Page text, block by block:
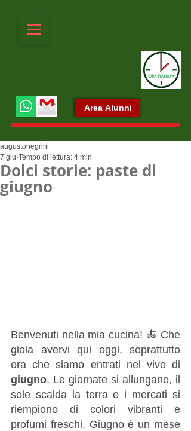
Area Alunni
Dolci storie: paste di
giugno
augustonegrini
7 giu Tempo di lettura: 4 min
Benvenuti nella mia cucina! 🍝 Che
gioia avervi qui oggi, soprattutto
giugno. Le giornate si allungano, il
sole scalda la terra e i mercati si
riempiono di colori vibranti e
profumi freschi. Giugno è un mese